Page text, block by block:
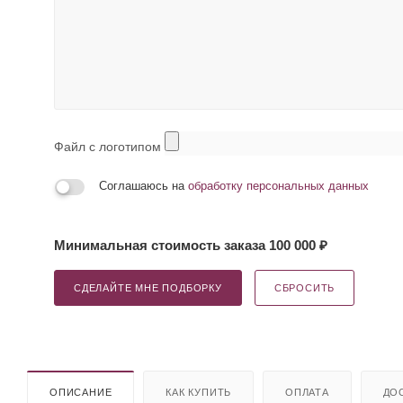
Файл с логотипом
Соглашаюсь на обработку персональных данных
Минимальная стоимость заказа 100 000 ₽
СДЕЛАЙТЕ МНЕ ПОДБОРКУ СБРОСИТЬ
ОПИСАНИЕ КАК КУПИТЬ ОПЛАТА